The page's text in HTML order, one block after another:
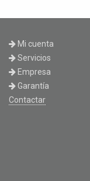
Mi cuenta
Servicios
Empresa
Garantía
Contactar